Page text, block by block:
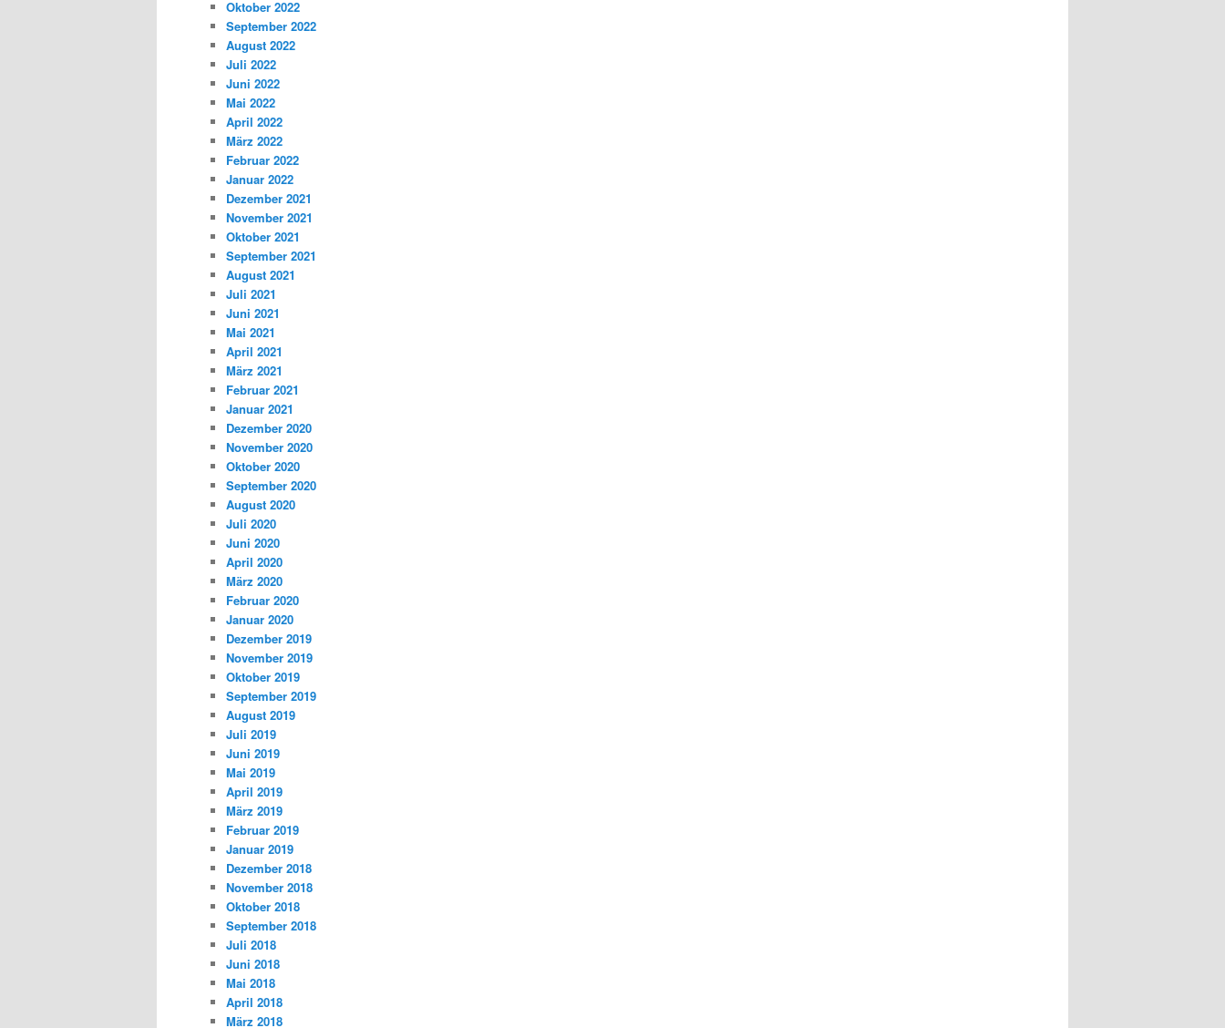
Oktober 2022
September 2022
August 2022
Juli 2022
Juni 2022
Mai 2022
April 2022
März 2022
Februar 2022
Januar 2022
Dezember 2021
November 2021
Oktober 2021
September 2021
August 2021
Juli 2021
Juni 2021
Mai 2021
April 2021
März 2021
Februar 2021
Januar 2021
Dezember 2020
November 2020
Oktober 2020
September 2020
August 2020
Juli 2020
Juni 2020
April 2020
März 2020
Februar 2020
Januar 2020
Dezember 2019
November 2019
Oktober 2019
September 2019
August 2019
Juli 2019
Juni 2019
Mai 2019
April 2019
März 2019
Februar 2019
Januar 2019
Dezember 2018
November 2018
Oktober 2018
September 2018
Juli 2018
Juni 2018
Mai 2018
April 2018
März 2018